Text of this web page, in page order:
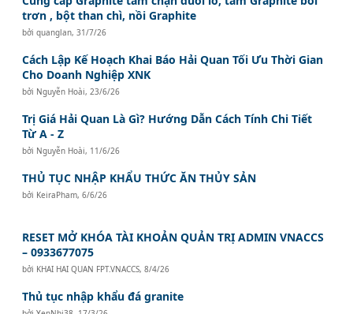
trơn , bột than chì, nồi Graphite
bởiquanglan,31/7/26
Cách Lập Kế Hoạch Khai Báo Hải Quan Tối Ưu Thời Gian
Cho Doanh Nghiệp XNK
bởi Nguyễn Hoài, 23/6/26
Trị Giá Hải Quan Là Gì? Hướng Dẫn Cách Tính Chi Tiết
Từ A - Z
bởi Nguyễn Hoài, 11/6/26
THỦ TỤC NHẬP KHẨU THỨC ĂN THỦY SẢN
bởi KeiraPham,6/6/26
RESET MỞ KHÓA TÀI KHOẢN QUẢN TRỊ ADMIN VNACCS
– 0933677075
bởi KHAI HAI QUAN FPT.VNACCS,8/4/26
Thủ tục nhập khẩu đá granite